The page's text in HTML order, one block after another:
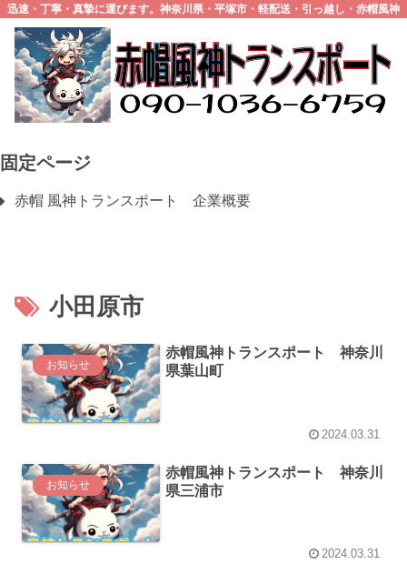
迅速・丁寧・真摯に運びます。神奈川県・平塚市・軽配送・引っ越し・赤帽風神
固定ページ
赤帽 風神トランスポート 企業概要
小田原市
お知らせ
赤帽風神トランスポート 神奈川
県葉山町
2024.03.31
お知らせ
赤帽風神トランスポート 神奈川
県三浦市
2024.03.31